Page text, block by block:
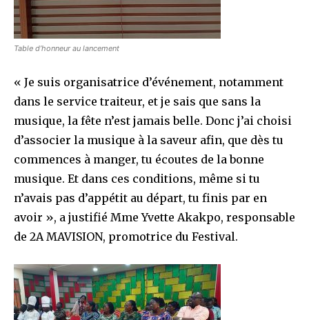
Table d’honneur au lancement
« Je suis organisatrice d’événement, notamment
dans le service traiteur, et je sais que sans la
musique, la fête n’est jamais belle. Donc j’ai choisi
d’associer la musique à la saveur afin, que dès tu
commences à manger, tu écoutes de la bonne
musique. Et dans ces conditions, même si tu
n’avais pas d’appétit au départ, tu finis par en
avoir », a justifié Mme Yvette Akakpo, responsable
de 2A MAVISION, promotrice du Festival.